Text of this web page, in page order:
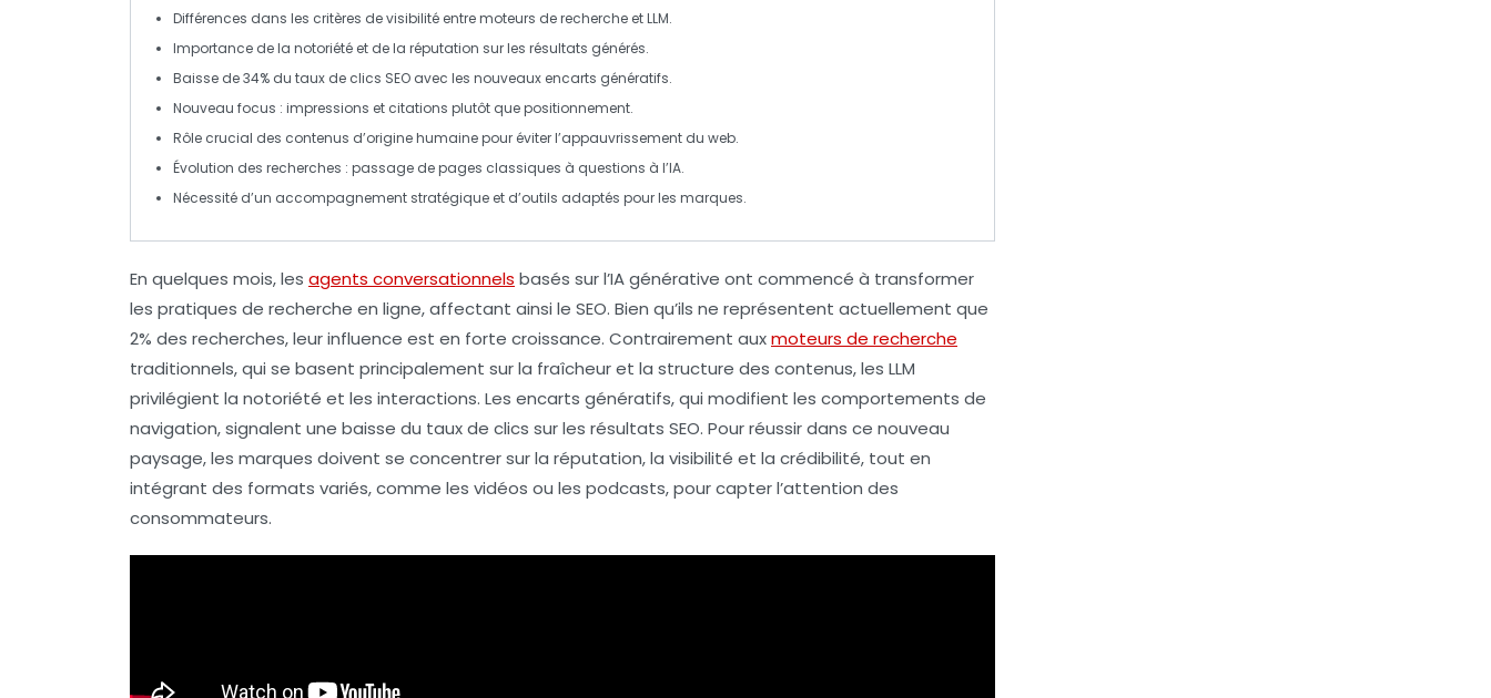
Différences dans les critères devisibilité entre moteurs de recherche et LLM.
Importance de la notoriété et de la réputation sur les résultats générés.
Baisse de34% du taux de clics SEO avec les nouveaux encarts génératifs.
Nouveau focus : impressions et citations plutôt que positionnement.
Rôle crucial des contenus d’origine humaine pour éviter l’appauvrissement du web.
Évolution des recherches : passage de pages classiques à questions à l’IA.
Nécessité d’un accompagnement stratégique et d’outils adaptés pour les marques.
En quelques mois, les agents conversationnels basés sur l’IA générative ont commencé à transformer
les pratiques de recherche en ligne, affectant ainsi le SEO. Bien qu’ils ne représentent actuellement que
2% des recherches, leur influence est en forte croissance. Contrairement auxmoteurs de recherche
traditionnels, qui se basent principalement sur la fraîcheuret la structure des contenus, les LLM
privilégient la notoriété et les interactions. Les encarts génératifs, qui modifient les comportements de
navigation, signalent une baisse du taux de clics sur les résultats SEO. Pour réussir dans ce nouveau
paysage, les marques doivent se concentrer sur la réputation, la visibilité et la crédibilité, tout en
intégrant des formats variés, comme les vidéos ou les podcasts, pour capter l’attention des
consommateurs.